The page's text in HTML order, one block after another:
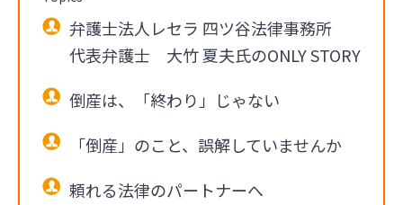
弁護士法人レセラ 四ツ谷法律事務所
代表弁護士 大竹 夏夫氏のONLY STORY
倒産は、「終わり」じゃない
「倒産」のこと、誤解していませんか
頼れる法律のパートナーへ